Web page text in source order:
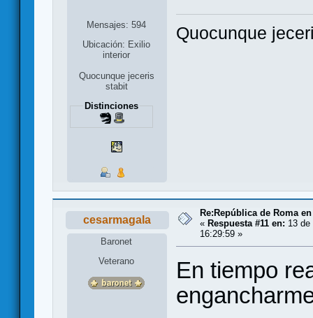
Mensajes: 594
Ubicación: Exilio
interior
Quocunque jeceris
stabit
Distinciones
Quocunque
cesarmagala
Baronet
Veterano
Re:República de Roma
« Respuesta #11 en: 13 de
16:29:59 »
En tiempo